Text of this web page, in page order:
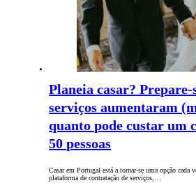
Planeia casar? Prepare-
serviços aumentaram
quanto pode custar um
50 pessoas
Casar em Portugal está a tornar-se uma opção cada
plataforma de contratação de serviços,…